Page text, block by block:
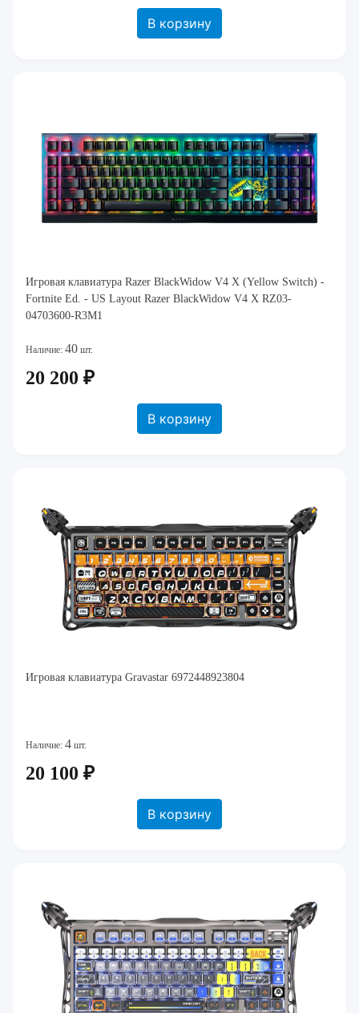
В корзину
Игровая клавиатура Razer BlackWidow V4 X (Yellow Switch) -
Fortnite Ed. - US Layout Razer BlackWidow V4 X RZ03-
04703600-R3M1
Наличие: 40 шт.
20 200 ₽
В корзину
Игровая клавиатура Gravastar 6972448923804
Наличие: 4 шт.
20 100 ₽
В корзину